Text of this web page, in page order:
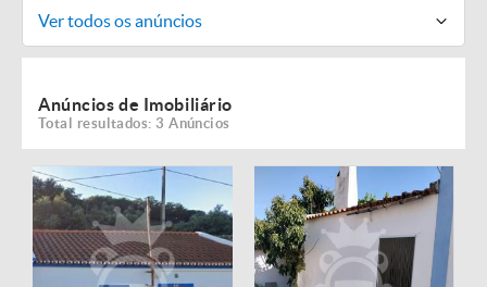
Ver todos os anúncios
Anúncios de Imobiliário
Total resultados: 3 Anúncios